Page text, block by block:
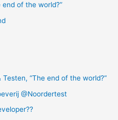
end of the world?”
Testen, “The end of the world?”
@Noordertest